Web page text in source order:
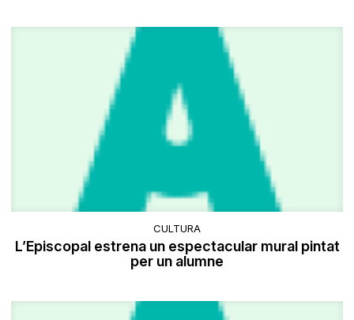
CULTURA
L’Episcopal estrena un espectacular mural pintat
per un alumne